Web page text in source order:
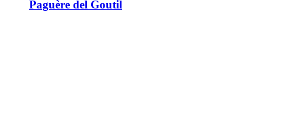
Paguère del Goutil